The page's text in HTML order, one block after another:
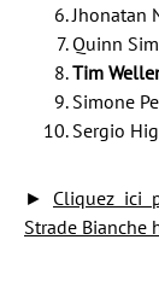
Jhonatan
Quinn
Tim
Simone
Sergio
► Cliquez ici
Strade Bianche